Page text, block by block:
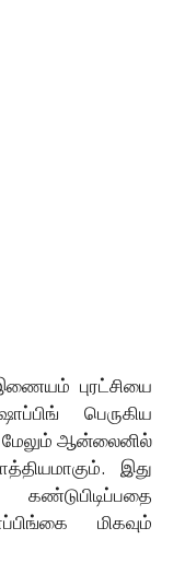
புரட்சியை
பெருகிய
மேலும் ஆன்லைனில்
இது
மிகவும்